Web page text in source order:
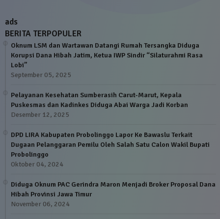
ads
BERITA TERPOPULER
Oknum LSM dan Wartawan Datangi Rumah Tersangka Diduga
Korupsi Dana Hibah Jatim, Ketua IWP Sindir “Silaturahmi Rasa
Lobi”
September 05, 2025
Pelayanan Kesehatan Sumberasih Carut-Marut, Kepala
Puskesmas dan Kadinkes Diduga Abai Warga Jadi Korban
Desember 12, 2025
DPD LIRA Kabupaten Probolinggo Lapor Ke Bawaslu Terkait
Dugaan Pelanggaran Pemilu Oleh Salah Satu Calon Wakil Bupati
Probolinggo
Oktober 04, 2024
Diduga Oknum PAC Gerindra Maron Menjadi Broker Proposal Dana
Hibah Provinsi Jawa Timur
November 06, 2024